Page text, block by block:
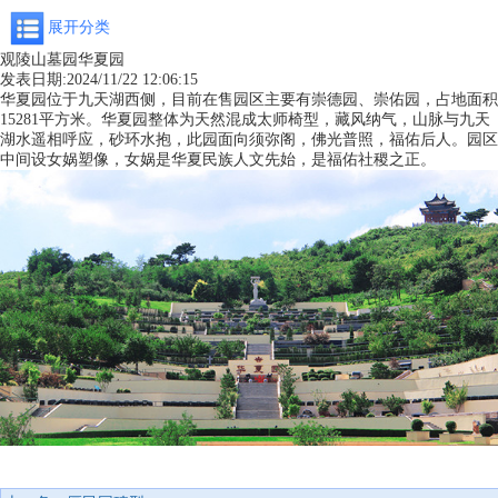
展开分类
观陵山墓园华夏园
发表日期:2024/11/22 12:06:15
华夏园位于九天湖西侧，目前在售园区主要有崇德园、崇佑园，占地面积
15281平方米。华夏园整体为天然混成太师椅型，藏风纳气，山脉与九天
湖水遥相呼应，砂环水抱，此园面向须弥阁，佛光普照，福佑后人。园区
中间设女娲塑像，女娲是华夏民族人文先始，是福佑社稷之正。